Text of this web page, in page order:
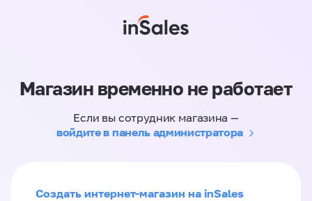
Магазин временно не работает
Если вы сотрудник магазина —
войдите в панель администратора
Создать интернет-магазин на inSales